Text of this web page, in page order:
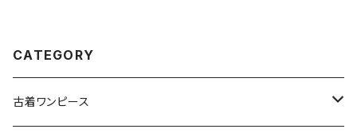
CATEGORY
古着ワンピース